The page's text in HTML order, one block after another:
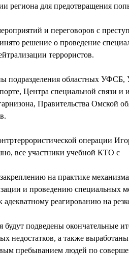
региона для предотвращения
и переговоров с
решение о проведение
террористов.
подразделения областных
Центра специальной связи и
Правительства Омской
операции
все участники учебной КТО с
на практике механизма
и проведению специальных
адекватному реагированию на
будут подведены окончательные
недостатков, а также выработаны
пребыванием людей по